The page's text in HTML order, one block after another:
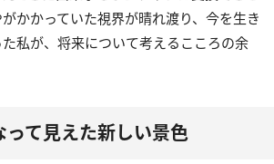
かかっていた視界が晴れ渡り、今を生き
私が、将来について考えるこころの余
て見えた新しい景色